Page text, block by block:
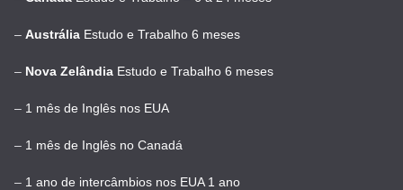
– Austrália Estudo e Trabalho 6 meses
– Nova Zelândia Estudo e Trabalho 6 meses
– 1 mês de Inglês nos EUA
– 1 mês de Inglês no Canadá
– 1 ano de intercâmbios nos EUA 1 ano